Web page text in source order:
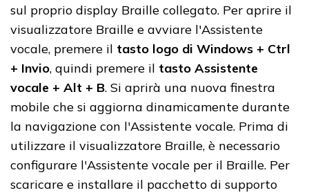
sul proprio display Braille collegato. Per aprire il
visualizzatore Braille e avviare l'Assistente
vocale, premere il tasto logo di Windows + Ctrl
+ Invio, quindi premere il tasto Assistente
vocale + Alt + B. Si aprirà una nuova finestra
mobile che si aggiorna dinamicamente durante
la navigazione con l'Assistente vocale. Prima di
utilizzare il visualizzatore Braille, è necessario
configurare l'Assistente vocale per il Braille. Per
scaricare e installare il pacchetto di supporto